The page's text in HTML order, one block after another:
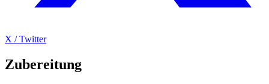
X / Twitter
Zubereitung